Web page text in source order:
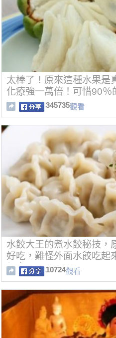
太棒了！原來這種水果是
化療強一萬倍！可惜90％
去吧！
345735觀看
水餃大王的煮水餃秘技，
好吃，難怪外面水餃吃起
起來！
10724觀看